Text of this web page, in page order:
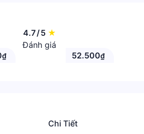
4.7/5 ★
Đánh giá
₫ 52.500₫
Chi Tiết